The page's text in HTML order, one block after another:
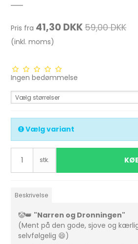
Pris fra 41,30 DKK59,00 DKK
(inkl. moms)
Ingen bedømmelse
Vælg størrelser
Vælg variant
stk.
Beskrivelse
🤡👑 "Narren og Dronningen"
(Ment på den gode, sjove og
selvfølgelig 😄)